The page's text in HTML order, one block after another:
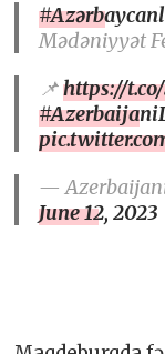
Mədəniyyət
📌https://
—
June 12, 2023